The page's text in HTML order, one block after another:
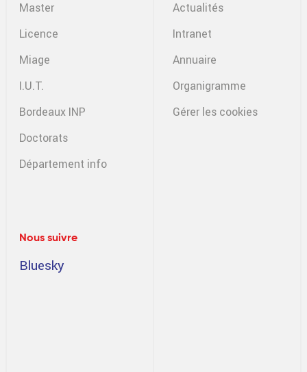
Master
Licence
Miage
I.U.T.
Bordeaux INP
Doctorats
Département info
Actualités
Intranet
Annuaire
Organigramme
Gérer les cookies
Nous suivre
Bluesky